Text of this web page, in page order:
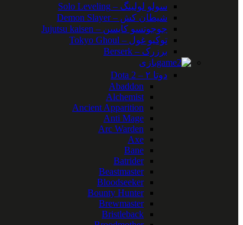
سولو لولینگ – Solo Leveling
شیطان کش – Demon Slayer
جوجوتسو کایسن – Jujutsu kaisen
توکیو غول – Tokyo Ghoul
برزرک – Berserk
بازی
دوتا ۲ – Dota 2
Abaddon
Alchemist
Ancient Apparition
Anti Mage
Arc Warden
Axe
Bane
Batrider
Beastmaster
Bloodseeker
Bounty Hunter
Brewmaster
Bristleback